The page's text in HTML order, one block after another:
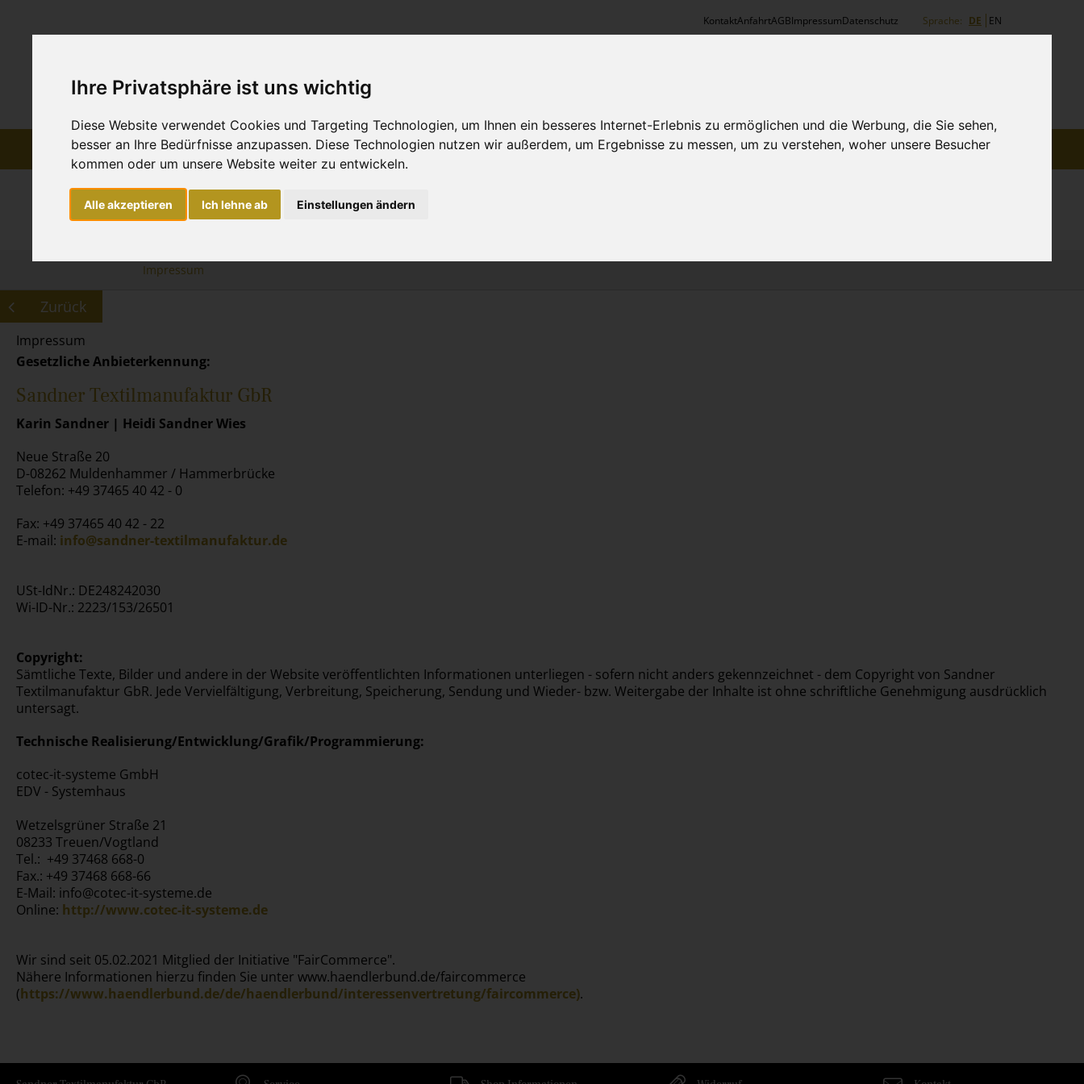
Ihre Privatsphäre ist uns wichtig
Diese Website verwendet Cookies und Targeting Technologien, um Ihnen ein besseres Internet-Erlebnis zu ermöglichen und die Werbung, die Sie sehen,
besser an Ihre Bedürfnisse anzupassen. Diese Technologien nutzen wir außerdem, um Ergebnisse zu messen, um zu verstehen, woher unsere Besucher
kommen oder um unsere Website weiter zu entwickeln.
Alle akzeptieren Ich lehne ab Einstellungen ändern
KontaktAnfahrtAGBImpressumDatenschutz Sprache: DE EN
HOME ÜBER UNS PRODUKTE & LEISTUNGEN FACTORY OUTLET MESSEN
KONFEKTION
Impressum
Zurück
Impressum
Gesetzliche Anbieterkennung:
Sandner Textilmanufaktur GbR
Karin Sandner | Heidi Sandner Wies
Neue Straße 20
D-08262 Muldenhammer / Hammerbrücke
Telefon: +49 37465 40 42 - 0
Fax: +49 37465 40 42 - 22
E-mail: info@sandner-textilmanufaktur.de
USt-IdNr.: DE248242030
Wi-ID-Nr.: 2223/153/26501
Copyright:
Sämtliche Texte, Bilder und andere in der Website veröffentlichten Informationen unterliegen - sofern nicht anders gekennzeichnet - dem Copyright von Sandner
Textilmanufaktur GbR. Jede Vervielfältigung, Verbreitung, Speicherung, Sendung und Wieder- bzw. Weitergabe der Inhalte ist ohne schriftliche Genehmigung ausdrücklich
untersagt.
Technische Realisierung/Entwicklung/Grafik/Programmierung:
cotec-it-systeme GmbH
EDV - Systemhaus
Wetzelsgrüner Straße 21
08233 Treuen/Vogtland
Tel.: +49 37468 668-0
Fax.: +49 37468 668-66
E-Mail: info@cotec-it-systeme.de
Online: http://www.cotec-it-systeme.de
Wir sind seit 05.02.2021 Mitglied der Initiative "FairCommerce".
Nähere Informationen hierzu finden Sie unter www.haendlerbund.de/faircommerce
(https://www.haendlerbund.de/de/haendlerbund/interessenvertretung/faircommerce).